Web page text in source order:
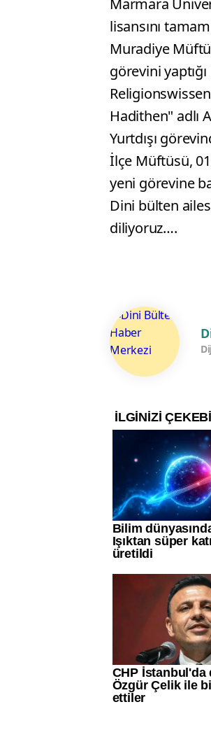
lisansını
Muradiye
görevini
Hadithen" adlı
Yurtdışı
İlçe Müftüsü,
yeni görevine
Dini bülten
diliyoruz….